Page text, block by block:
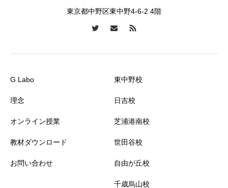
東京都中野区東中野4-6-2 4階
G Labo
理念
オンライン授業
教材ダウンロード
お問い合わせ
東中野校
日吉校
芝浦港南校
世田谷校
自由が丘校
千歳烏山校